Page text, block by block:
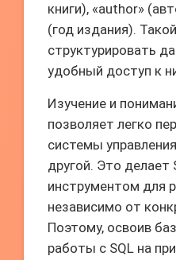
книги), «author»
(год издания).
структурировать
удобный доступ к
Изучение и
позволяет легко
системы
другой. Это
инструментом для
независимо от
Поэтому, освоив
работы с SQL на